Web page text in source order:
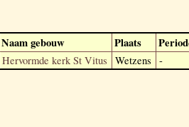
Naam gebouw Plaats
Hervormde kerk St Vitus Wetzens -